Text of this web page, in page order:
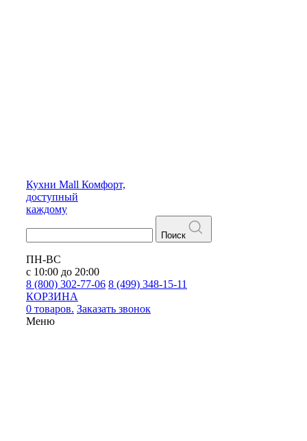
Кухни Mall Комфорт,
доступный
каждому
Поиск
ПН-ВС
с 10:00 до 20:00
8 (800) 302-77-06 8 (499) 348-15-11
КОРЗИНА
0 товаров. Заказать звонок
Меню